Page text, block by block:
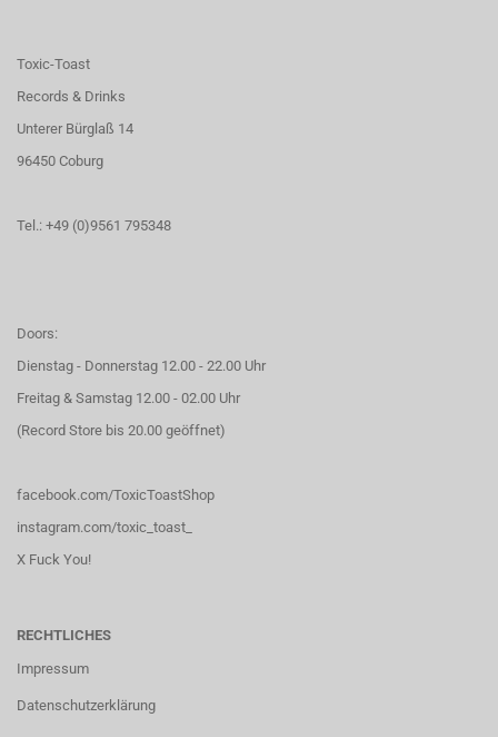
Toxic-Toast
Records & Drinks
Unterer Bürglaß 14
96450 Coburg
Tel.: +49 (0)9561 795348
Doors:
Dienstag - Donnerstag 12.00 - 22.00 Uhr
Freitag & Samstag 12.00 - 02.00 Uhr
(Record Store bis 20.00 geöffnet)
facebook.com/ToxicToastShop
instagram.com/toxic_toast_
X Fuck You!
RECHTLICHES
Impressum
Datenschutzerklärung